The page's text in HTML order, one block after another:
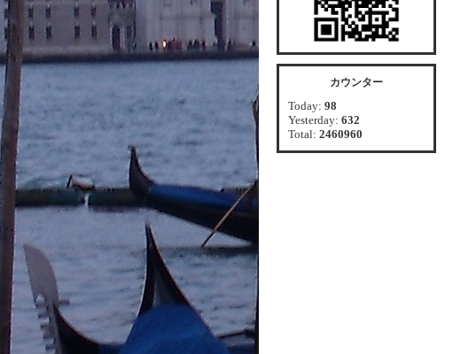
カウンター
Today: 98
Yesterday: 632
Total: 2460960